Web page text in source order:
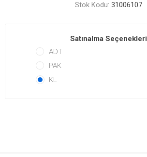
Stok Kodu: 31006107
Satınalma Seçenekleri
ADT
PAK
KL